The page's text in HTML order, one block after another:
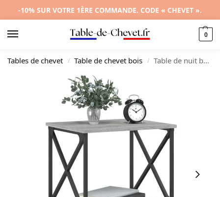
-10% SUR VOTRE 1ÈRE COMMANDE. CODE « CHEVET ».
0
Tables de chevet / Table de chevet bois / Table de nuit bois gris industriel 2 tiroirs, 50x41x65cm